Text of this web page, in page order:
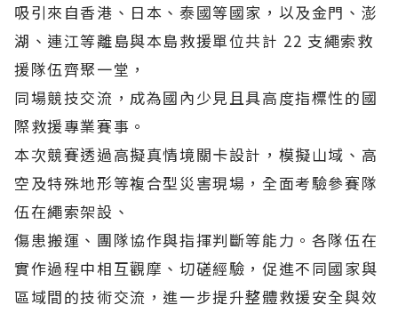
吸引來自香港、日本、泰國等國家，以及金門、澎
湖、連江等離島與本島救援單位共計 22 支繩索救
援隊伍齊聚一堂，
同場競技交流，成為國內少見且具高度指標性的國
際救援專業賽事。
本次競賽透過高擬真情境關卡設計，模擬山域、高
空及特殊地形等複合型災害現場，全面考驗參賽隊
伍在繩索架設、
傷患搬運、團隊協作與指揮判斷等能力。各隊伍在
實作過程中相互觀摩、切磋經驗，促進不同國家與
區域間的技術交流，進一步提升整體救援安全與效